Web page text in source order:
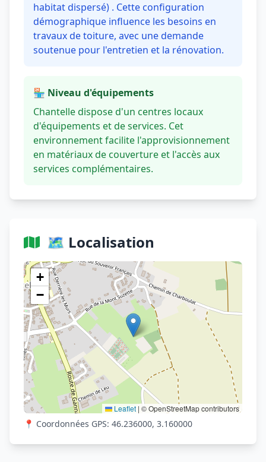
habitat dispersé) . Cette configuration
démographique influence les besoins en
travaux de toiture, avec une demande
soutenue pour l'entretien et la rénovation.
🏪 Niveau d'équipements
Chantelle dispose d'un centres locaux
d'équipements et de services. Cet
environnement facilite l'approvisionnement
en matériaux de couverture et l'accès aux
services complémentaires.
🗺️ Localisation
+
−
Leaflet | © OpenStreetMap contributors
Voir sur OpenStreetMap
📍 Coordonnées GPS: 46.236000, 3.160000